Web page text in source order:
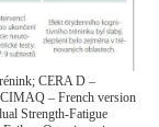
CERA D –
CIMAQ – French version
Strength-Fatigue